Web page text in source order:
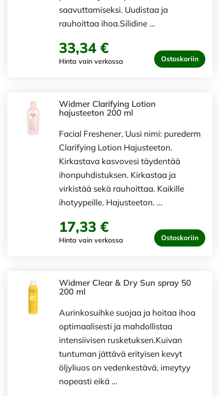
saavuttamiseksi. Uudistaa ja
rauhoittaa ihoa.Silidine …
33,34 €
Hinta vain verkossa Ostoskoriin
Widmer Clarifying Lotion
hajusteeton 200 ml
Facial Freshener, Uusi nimi: purederm
Clarifying Lotion Hajusteeton.
Kirkastava kasvovesi täydentää
ihonpuhdistuksen. Kirkastaa ja
virkistää sekä rauhoittaa. Kaikille
ihotyypeille. Hajusteeton. …
17,33 €
Hinta vain verkossa Ostoskoriin
Widmer Clear & Dry Sun spray 50
200 ml
​Aurinkosuihke suojaa ja hoitaa ihoa
optimaalisesti ja mahdollistaa
intensiivisen rusketuksen.Kuivan
tuntuman jättävä erityisen kevyt
öljyliuos on vedenkestävä, imeytyy
nopeasti eikä …